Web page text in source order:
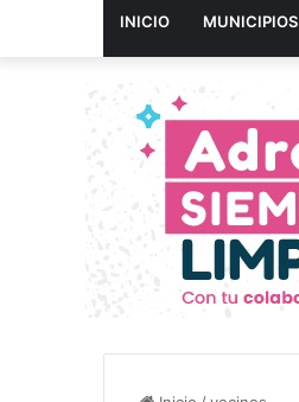
INICIO MUNICIPIOS